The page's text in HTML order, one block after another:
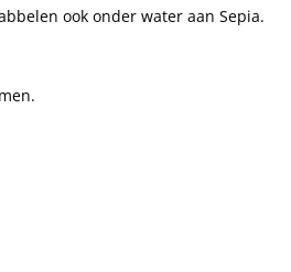
ook onder water aan Sepia.